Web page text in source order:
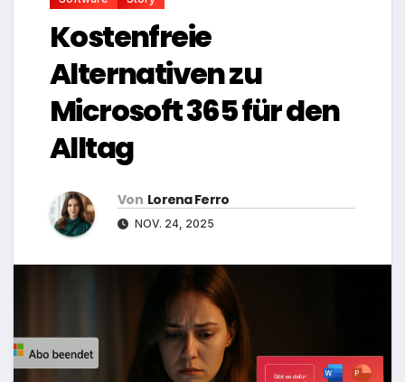
Kostenfreie
Alternativen zu
Microsoft 365 für den
Alltag
Von Lorena Ferro
NOV. 24, 2025